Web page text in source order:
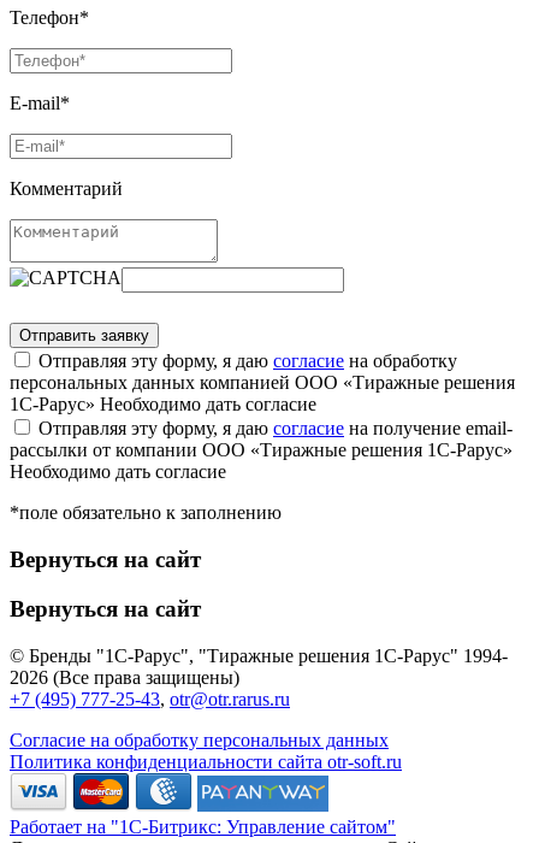
Телефон*
E-mail*
Комментарий
Отправляя эту форму, я даю согласие на обработку
персональных данных компанией ООО «Тиражные решения
1С-Рарус» Необходимо дать согласие
Отправляя эту форму, я даю согласие на получение email-
рассылки от компании ООО «Тиражные решения 1С-Рарус»
Необходимо дать согласие
*поле обязательно к заполнению
Вернуться на сайт
Вернуться на сайт
© Бренды "1С-Рарус", "Тиражные решения 1С-Рарус" 1994-
2026 (Все права защищены)
+7 (495) 777-25-43, otr@otr.rarus.ru
Согласие на обработку персональных данных
Политика конфиденциальности сайта otr-soft.ru
Работает на "1С-Битрикс: Управление сайтом"